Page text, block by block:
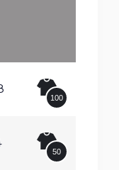
100
50